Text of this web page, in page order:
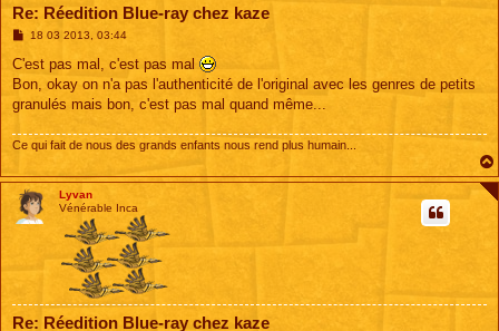
Re: Réedition Blue-ray chez kaze
M
s
a
g
18 03 2013, 03:44
C'est pas mal, c'est pas mal
Bon, okay on n'a pas l'authenticité de l'original avec les genres de petits
granulés mais bon, c'est pas mal quand même...
Ce qui fait de nous des grands enfants nous rend plus humain...
Lyvan
Vénérable Inca
Re: Réedition Blue-ray chez kaze